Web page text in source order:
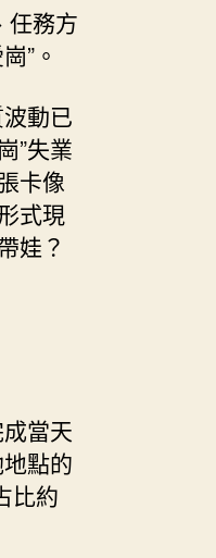
任務方
”。
動已
”失業
卡像
式現
娃？
當天
點的
比約